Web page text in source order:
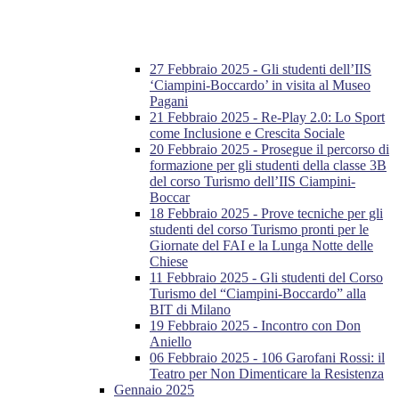
27 Febbraio 2025 - Gli studenti dell’IIS
‘Ciampini-Boccardo’ in visita al Museo
Pagani
21 Febbraio 2025 - Re-Play 2.0: Lo Sport
come Inclusione e Crescita Sociale
20 Febbraio 2025 - Prosegue il percorso di
formazione per gli studenti della classe 3B
del corso Turismo dell’IIS Ciampini-
Boccar
18 Febbraio 2025 - Prove tecniche per gli
studenti del corso Turismo pronti per le
Giornate del FAI e la Lunga Notte delle
Chiese
11 Febbraio 2025 - Gli studenti del Corso
Turismo del “Ciampini-Boccardo” alla
BIT di Milano
19 Febbraio 2025 - Incontro con Don
Aniello
06 Febbraio 2025 - 106 Garofani Rossi: il
Teatro per Non Dimenticare la Resistenza
Gennaio 2025